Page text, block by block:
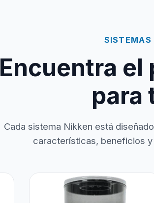
SISTEMAS
Encuentra
para
Cada sistema Nikken está
características, beneficios